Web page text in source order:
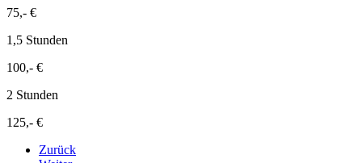
75,- €
1,5 Stunden
100,- €
2 Stunden
125,- €
Zurück